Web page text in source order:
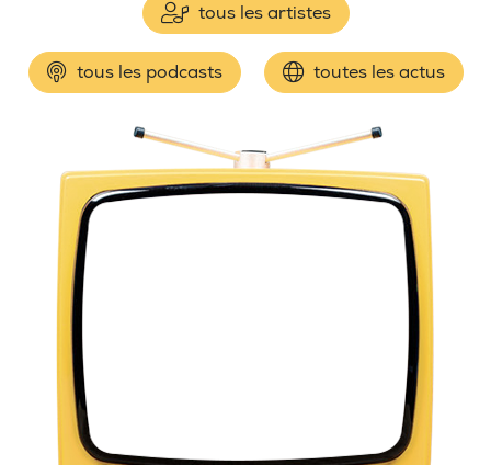
tous les artistes
tous les podcasts toutes les actus